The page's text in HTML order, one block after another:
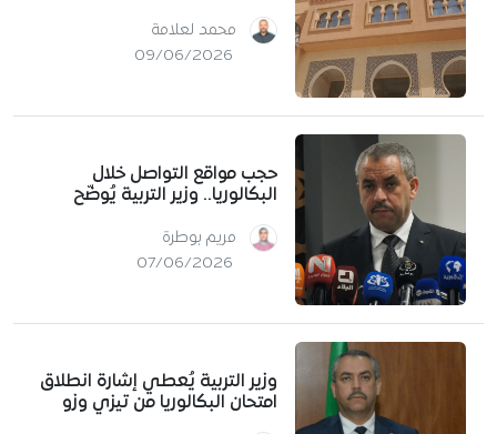
محمد لعلامة
09/06/2026
حجب مواقع التواصل خلال
البكالوريا.. وزير التربية يُوضّح
مريم بوطرة
07/06/2026
وزير التربية يُعطي إشارة انطلاق
امتحان البكالوريا من تيزي وزو